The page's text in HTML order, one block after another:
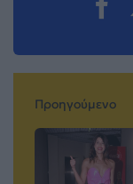
Προηγούμενο